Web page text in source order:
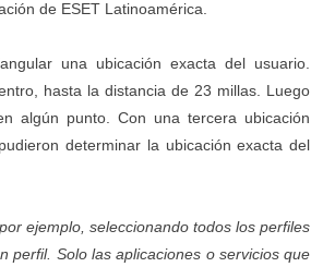
de ESET Latinoamérica.
una ubicación exacta del usuario.
hasta la distancia de 23 millas. Luego
algún punto. Con una tercera ubicación
determinar la ubicación exacta del
ejemplo, seleccionando todos los perfiles
perfil. Solo las aplicaciones o servicios que